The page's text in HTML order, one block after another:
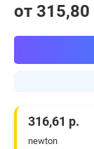
от 315,80
316,61 р.
newton